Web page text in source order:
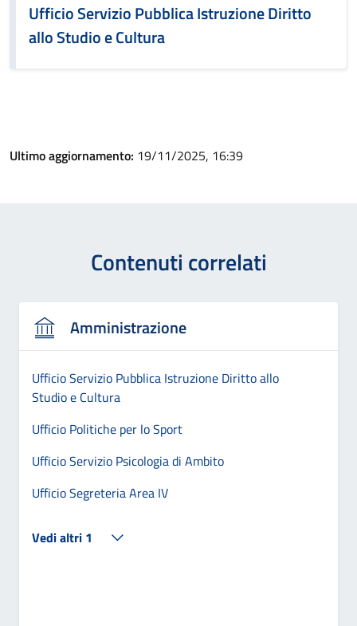
Ufficio Servizio Pubblica Istruzione Diritto
allo Studio e Cultura
Ultimo aggiornamento: 19/11/2025, 16:39
Contenuti correlati
Amministrazione
Ufficio Servizio Pubblica Istruzione Diritto allo
Studio e Cultura
Ufficio Politiche per lo Sport
Ufficio Servizio Psicologia di Ambito
Ufficio Segreteria Area IV
Vedi altri 1